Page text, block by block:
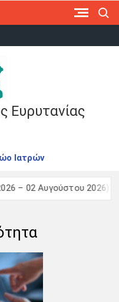
Ευρυτανίας
Ιατρών
2026)Σύνοψη